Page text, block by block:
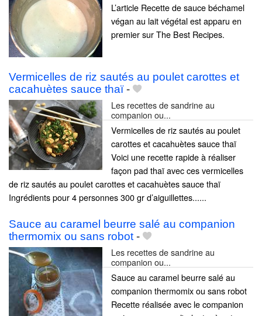
L’article Recette de sauce béchamel
végan au lait végétal est apparu en
premier sur The Best Recipes.
Vermicelles de riz sautés au poulet carottes et
cacahuètes sauce thaï-
Les recettes de sandrine au
companion ou...
Vermicelles de riz sautés au poulet
carottes et cacahuètes sauce thaï
Voici une recette rapide à réaliser
façon pad thaï avec ces vermicelles
de riz sautés au poulet carottes et cacahuètes sauce thaï
Ingrédients pour 4 personnes 300 gr d’aiguillettes......
Sauce au caramel beurre salé au companion
thermomix ou sans robot -
Les recettes de sandrine au
companion ou...
Sauce au caramel beurre salé au
companion thermomix ou sans robot
Recette réalisée avec le companion